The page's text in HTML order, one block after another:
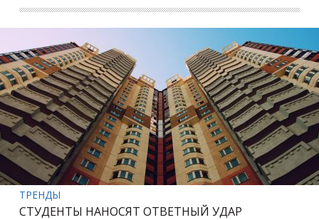
ТРЕНДЫ
СТУДЕНТЫ НАНОСЯТ ОТВЕТНЫЙ УДАР